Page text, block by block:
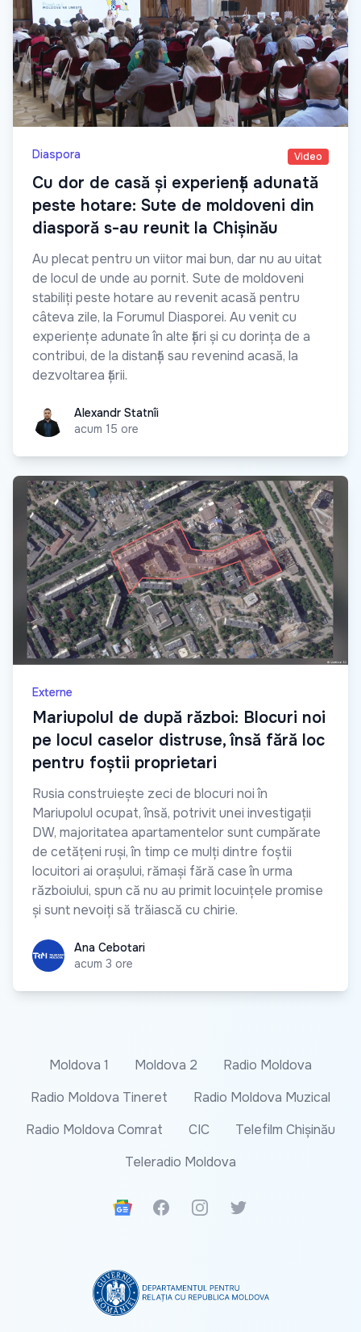
Diaspora Video
Cu dor de casă și experiență adunată
peste hotare: Sute de moldoveni din
diasporă s-au reunit la Chișinău
Au plecat pentru un viitor mai bun, dar nu au uitat
de locul de unde au pornit. Sute de moldoveni
stabiliți peste hotare au revenit acasă pentru
câteva zile, la Forumul Diasporei. Au venit cu
experiențe adunate în alte țări și cu dorința de a
contribui, de la distanță sau revenind acasă, la
dezvoltarea țării.
Alexandr Statnîi
Alexandr Statnîi
acum 15 ore
Externe
Mariupolul de după război: Blocuri noi
pe locul caselor distruse, însă fără loc
pentru foștii proprietari
Rusia construiește zeci de blocuri noi în
Mariupolul ocupat, însă, potrivit unei investigații
DW, majoritatea apartamentelor sunt cumpărate
de cetățeni ruși, în timp ce mulți dintre foștii
locuitori ai orașului, rămași fără case în urma
războiului, spun că nu au primit locuințele promise
și sunt nevoiți să trăiască cu chirie.
Ana CebotariAna Cebotari
acum 3 ore
Moldova 1 Moldova 2
Radio Moldova
Radio Moldova Tineret
Radio Moldova Muzical
Radio Moldova Comrat
CIC
Telefilm Chișinău
Teleradio Moldova
Google News
FacebookInstagramTwitter